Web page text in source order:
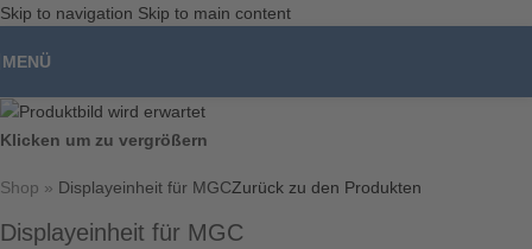
Skip to navigation Skip to main content
Unser Angebot richtet sich ausschließlich an gewerbliche Kunden,
Unternehmer, Freiberufler und öffentliche Einrichtungen im Sinne des § 14
MENÜ
Klicken um zu vergrößern
Shop » Displayeinheit für MGCZurück zu den Produkten
Displayeinheit für MGC